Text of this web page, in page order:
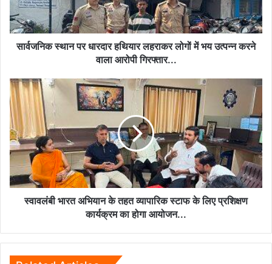
लोगों
में
भय
उत्पन्न
आरोपी
गिरफ्तार...
सार्वजनिक स्थान पर धारदार हथियार लहराकर लोगों में भय उत्पन्न करने
वाला आरोपी गिरफ्तार...
स्वावलंबी
भारत
अभियान
के
तहत
व्यापारिक
स्टाफ
के
लिए
प्रशिक्षणस्वावलंबी भारत अभियान के तहत व्यापारिक स्टाफ के लिए प्रशिक्षण
कार्यक्रम का होगा आयोजन...